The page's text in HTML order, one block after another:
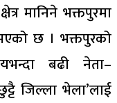
मानिने भक्तपुरमा
छ । भक्तपुरको
बढी नेता–
जिल्ला भेला’लाई